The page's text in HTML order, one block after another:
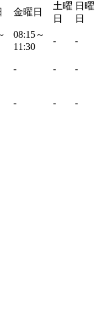
金曜日
土曜
日
日曜
日
08:15～
11:30
- -
- - -
- - -